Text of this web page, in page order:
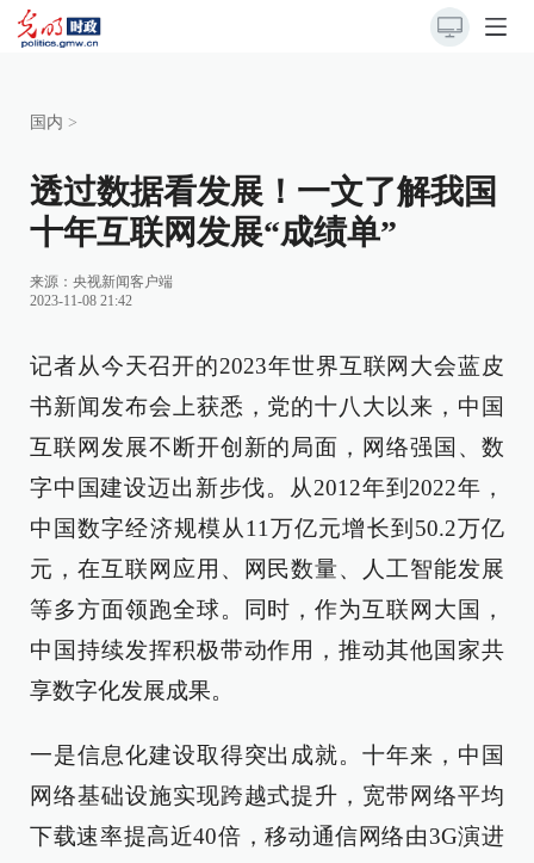
国内 >
透过数据看发展！一文了解我国
十年互联网发展“成绩单”
来源： 央视新闻客户端
2023-11-08 21:42
记者从今天召开的2023年世界互联网大会蓝皮
书新闻发布会上获悉，党的十八大以来，中国
互联网发展不断开创新的局面，网络强国、数
字中国建设迈出新步伐。从2012年到2022年，
中国数字经济规模从11万亿元增长到50.2万亿
元，在互联网应用、网民数量、人工智能发展
等多方面领跑全球。同时，作为互联网大国，
中国持续发挥积极带动作用，推动其他国家共
享数字化发展成果。
一是信息化建设取得突出成就。十年来，中国
网络基础设施实现跨越式提升，宽带网络平均
下载速率提高近40倍，移动通信网络由3G演进